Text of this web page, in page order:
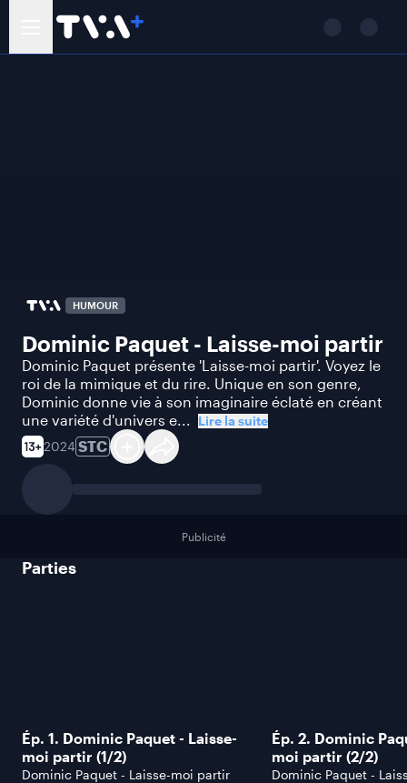
HUMOUR
Dominic Paquet - Laisse-moi partir
Dominic Paquet présente 'Laisse-moi partir'. Voyez le
roi de la mimique et du rire. Unique en son genre,
Dominic donne vie à son imaginaire éclaté en créant
une variété d'univers e... Lire la suite
2024 STC
Publicité
Parties
Ép. 1. Dominic Paquet - Laisse-
moi partir (1/2)
Dominic Paquet - Laisse-moi partir
Ép. 2. Dominic
moi partir (2/2)
Dominic Paquet -